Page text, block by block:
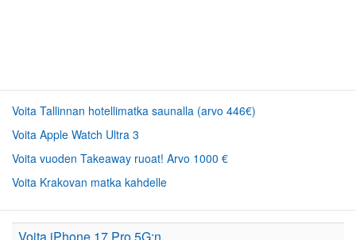
Voita Tallinnan hotellimatka saunalla (arvo 446€)
Voita Apple Watch Ultra 3
Voita vuoden Takeaway ruoat! Arvo 1000 €
Voita Krakovan matka kahdelle
Voita iPhone 17 Pro 5G:n